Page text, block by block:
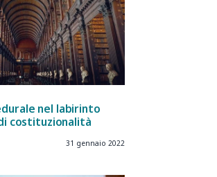
nel labirinto
costituzionalità
31 gennaio 2022